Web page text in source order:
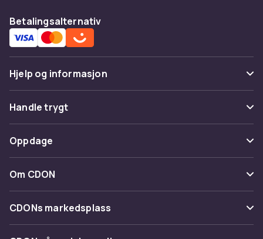
Betalingsalternativ
Hjelp og informasjon
Vanlige spørsmål
Spor pakke
Angre & returner her
Kontakt oss
Handle trygt
Betaling
Levering
Tilbakekallinger
Oppdage
Kategorier
Varemerker
Om CDON
Om oss
Kundeanmeldelser
CDONs markedsplass